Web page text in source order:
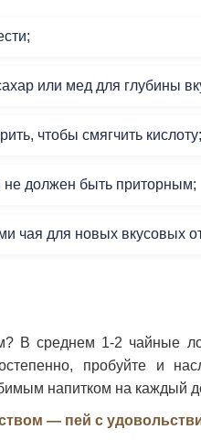
или мед для глубины
чтобы смягчить кислоту;
не должен быть приторным;
чая для новых вкусовых
В среднем 1-2 чайные
пробуйте и
напитком на каждый
— пей с